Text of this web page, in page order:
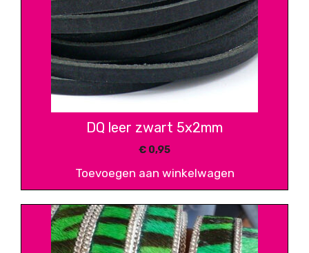
DQ leer zwart 5x2mm
€ 0,95
Toevoegen aan winkelwagen